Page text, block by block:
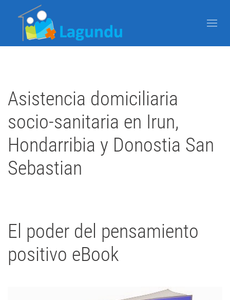
Asistencia domiciliaria
socio-sanitaria en Irun,
Hondarribia y Donostia San
Sebastian
El poder del pensamiento
positivo eBook